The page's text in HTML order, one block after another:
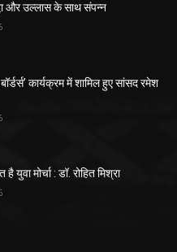
और उल्लास के साथ संपन्न
बॉर्डर्स’ कार्यक्रम में शामिल हुए सांसद रमेश
युवा मोर्चा : डॉ. रोहित मिश्रा